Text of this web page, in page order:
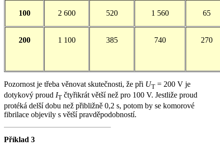
100 2 600 520 1 560 65
200 1 100 385 740 270
Pozornost je třeba věnovat skutečnosti, že při UT = 200 V je
dotykový proud IT čtyřikrát větší než pro 100 V. Jestliže proud
protéká delší dobu než přibližně 0,2 s, potom by se komorové
fibrilace objevily s větší pravděpodobností.
Příklad 3